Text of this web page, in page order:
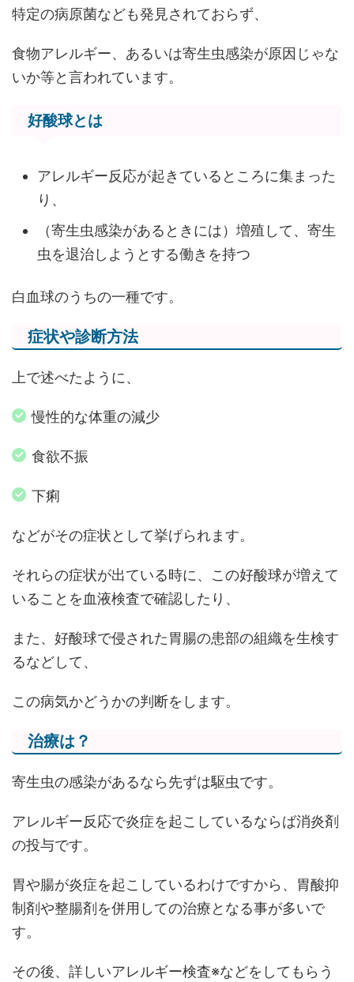
特定の病原菌なども発見されておらず、
食物アレルギー、あるいは寄生虫感染が原因じゃな
いか等と言われています。
好酸球とは
アレルギー反応が起きているところに集まった
り、
（寄生虫感染があるときには）増殖して、寄生
虫を退治しようとする働きを持つ
白血球のうちの一種です。
症状や診断方法
上で述べたように、
慢性的な体重の減少
食欲不振
下痢
などがその症状として挙げられます。
それらの症状が出ている時に、この好酸球が増えて
いることを血液検査で確認したり、
また、好酸球で侵された胃腸の患部の組織を生検す
るなどして、
この病気かどうかの判断をします。
治療は？
寄生虫の感染があるなら先ずは駆虫です。
アレルギー反応で炎症を起こしているならば消炎剤
の投与です。
胃や腸が炎症を起こしているわけですから、胃酸抑
制剤や整腸剤を併用しての治療となる事が多いで
す。
その後、詳しいアレルギー検査※などをしてもらう